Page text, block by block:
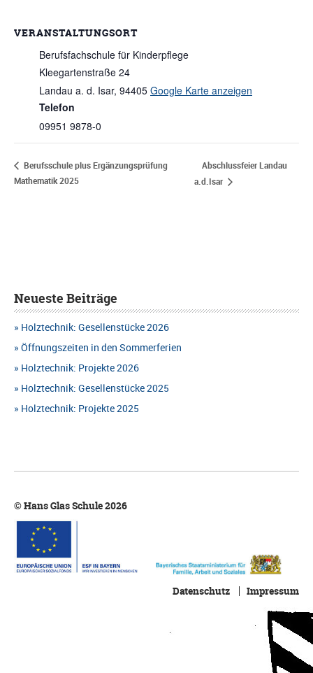
VERANSTALTUNGSORT
Berufsfachschule für Kinderpflege
Kleegartenstraße 24
Landau a. d. Isar, 94405 Google Karte anzeigen
Telefon
09951 9878-0
Berufsschule plus Ergänzungsprüfung
Mathematik 2025
Abschlussfeier Landau
a.d.Isar
Neueste Beiträge
Holztechnik: Gesellenstücke 2026
Öffnungszeiten in den Sommerferien
Holztechnik: Projekte 2026
Holztechnik: Gesellenstücke 2025
Holztechnik: Projekte 2025
© Hans Glas Schule 2026
Datenschutz Impressum